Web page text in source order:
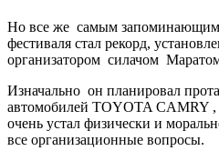
Но все же самым
фестиваля стал рекорд,
организатором силачом
Изначально он планировал
автомобилей TOYOTA CAMRY ,
очень устал физически и
все организационные вопросы.